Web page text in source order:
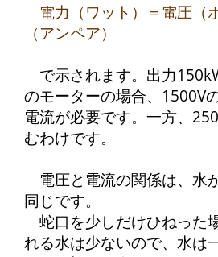
電力（ワット）＝電圧（
（アンペア）
で示されます。出力
のモーターの場合、1500V
電流が必要です。一方、
むわけです。
電圧と電流の関係は、水
同じです。
蛇口を少しだけひねった
れる水は少ないので、水は